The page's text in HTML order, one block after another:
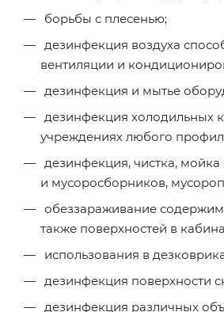
борьбы с плесенью;
дезинфекция воздуха
вентиляции и
дезинфекция и мытье
дезинфекция холодильных
учреждениях любого
дезинфекция, чистка,
и мусоросборников,
обеззараживание
также поверхностей в
использования в
дезинфекция поверхности
дезинфекция различных